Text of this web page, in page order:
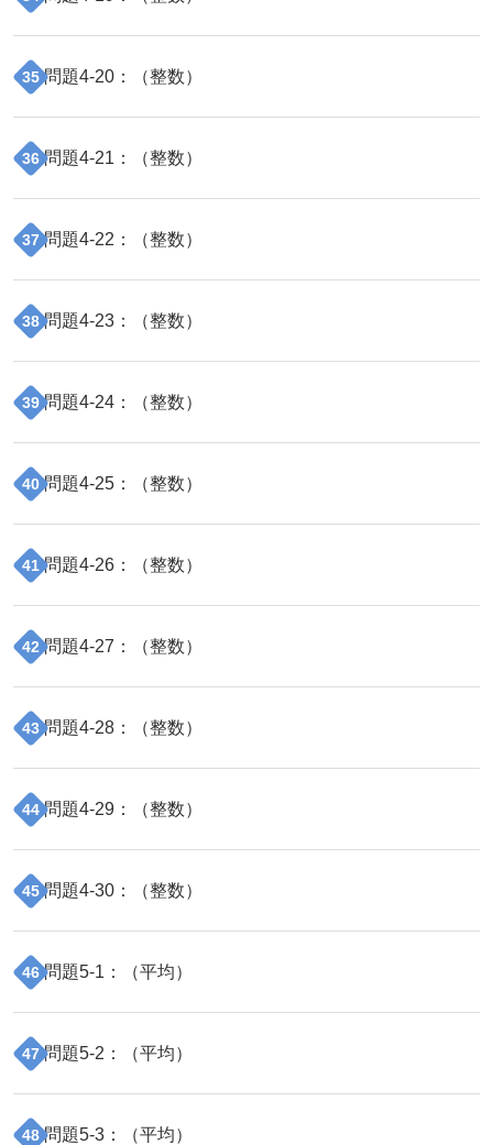
35 問題4-20 ：（整数）
36 問題4-21 ：（整数）
37 問題4-22 ：（整数）
38 問題4-23 ：（整数）
39 問題4-24 ：（整数）
40 問題4-25 ：（整数）
41 問題4-26 ：（整数）
42 問題4-27 ：（整数）
43 問題4-28 ：（整数）
44 問題4-29 ：（整数）
45 問題4-30 ：（整数）
46 問題5-1 ：（平均）
47 問題5-2 ：（平均）
48 問題5-3 ：（平均）